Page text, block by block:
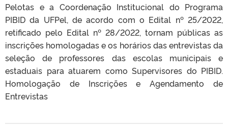
Pelotas e a Coordenação Institucional do Programa
PIBID da UFPel, de acordo com o Edital nº 25/2022,
retificado pelo Edital nº 28/2022, tornam públicas as
inscrições homologadas e os horários das entrevistas da
seleção de professores das escolas municipais e
estaduais para atuarem como Supervisores do PIBID.
Homologação de Inscrições e Agendamento de
Entrevistas